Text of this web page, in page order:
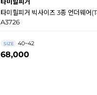
타미힐피거 빅사이즈 3종 언더웨어
A3726
SIZE 40~42
68,000